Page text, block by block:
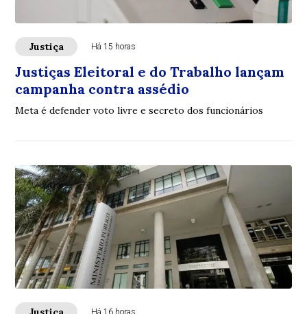
Justiça Há 15 horas
Justiças Eleitoral e do Trabalho lançam
campanha contra assédio
Meta é defender voto livre e secreto dos funcionários